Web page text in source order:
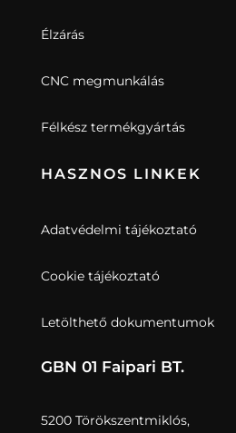
Élzárás
CNC megmunkálás
Félkész termékgyártás
HASZNOS LINKEK
Adatvédelmi tájékoztató
Cookie tájékoztató
Letölthető dokumentumok
GBN 01 Faipari BT.
5200 Törökszentmiklós,